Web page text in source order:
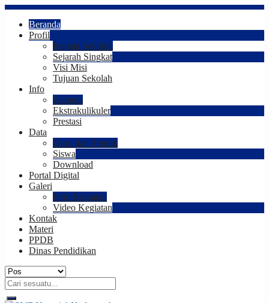
Beranda
Profil
Kepala Sekolah
Sejarah Singkat
Visi Misi
Tujuan Sekolah
Info
Agenda
Ekstrakulikuler
Prestasi
Data
Guru dan Tendik
Siswa
Download
Portal Digital
Galeri
Foto Kegiatan
Video Kegiatan
Kontak
Materi
PPDB
Dinas Pendidikan